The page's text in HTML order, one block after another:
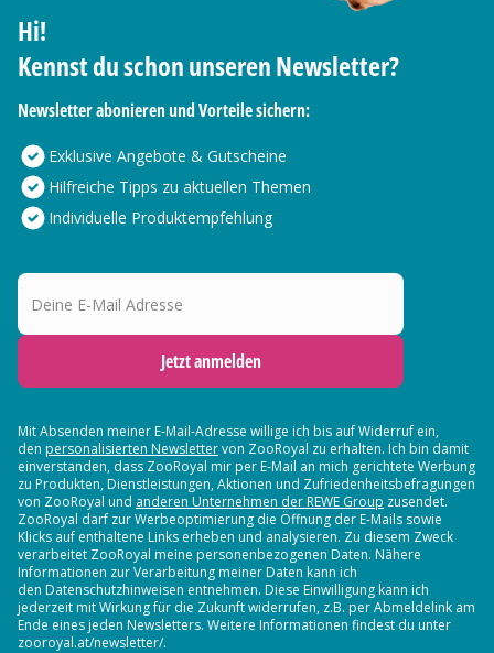
Hi!
Kennst du schon unseren Newsletter?
Newsletter abonieren und Vorteile sichern:
Exklusive Angebote & Gutscheine
Hilfreiche Tipps zu aktuellen Themen
Individuelle Produktempfehlung
Deine E-Mail Adresse
Jetzt anmelden
Mit Absenden meiner E-Mail-Adresse willige ich bis auf Widerruf ein,
den personalisierten Newslettervon ZooRoyal zu erhalten. Ich bin damit
einverstanden, dass ZooRoyal mir per E-Mail an mich gerichtete Werbung
zu Produkten, Dienstleistungen, Aktionen und Zufriedenheitsbefragungen
von ZooRoyal und anderen Unternehmen der REWE Group zusendet.
ZooRoyal darf zur Werbeoptimierung die Öffnung der E-Mails sowie
Klicks auf enthaltene Links erheben und analysieren. Zu diesem Zweck
verarbeitet ZooRoyal meine personenbezogenen Daten. Nähere
Informationen zur Verarbeitung meiner Daten kann ich
den Datenschutzhinweisen entnehmen. Diese Einwilligung kann ich
jederzeit mit Wirkung für die Zukunft widerrufen, z.B. per Abmeldelink am
Ende eines jeden Newsletters. Weitere Informationen findest du unter
zooroyal.at/newsletter/.